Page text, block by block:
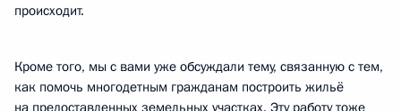
происходит.
Кроме того, мы с вами уже обсуждали тему, связанную с тем,
как помочь многодетным гражданам построить жильё
на предоставленных земельных участках. Эту работу тоже